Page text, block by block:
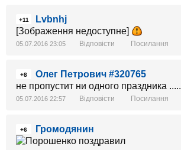
+11
Lvbnhj
[Зображення недоступне]
05.07.2016 23:05 Відповісти Посилання
+8
Олег Петрович #320765
не пропустит ни одного праздника .....
05.07.2016 22:57 Відповісти Посилання
+6 Громодянин